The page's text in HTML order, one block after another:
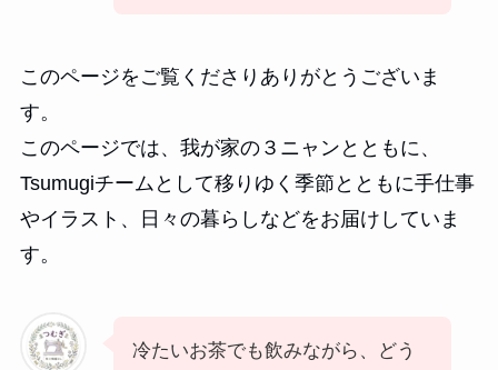
このページをご覧くださりありがとうございま
す。
このページでは、我が家の３ニャンとともに、
Tsumugiチームとして移りゆく季節とともに手仕事
やイラスト、日々の暮らしなどをお届けしていま
す。
冷たいお茶でも飲みながら、どう